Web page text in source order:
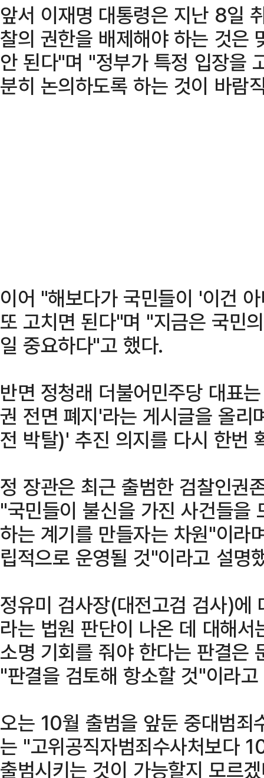
앞서 이재명 대통령은 지난 8일
찰의 권한을 배제해야 하는 것은
안 된다"며 "정부가 특정 입장을
분히 논의하도록 하는 것이 바람
이어 "해보다가 국민들이 '이건
또 고치면 된다"며 "지금은 국민
일 중요하다"고 했다.
반면 정청래 더불어민주당 대표
권 전면 폐지'라는 게시글을 올리
전 박탈)' 추진 의지를 다시 한번
정 장관은 최근 출범한 검찰인권
"국민들이 불신을 가진 사건들을
하는 계기를 만들자는 차원"이라
립적으로 운영될 것"이라고 설명
정유미 검사장(대전고검 검사)에
라는 법원 판단이 나온 데 대해
소명 기회를 줘야 한다는 판결은
"판결을 검토해 항소할 것"이라
오는 10월 출범을 앞둔 중대범죄
는 "고위공직자범죄수사처보다
출범시키는 것이 가능할지 모르